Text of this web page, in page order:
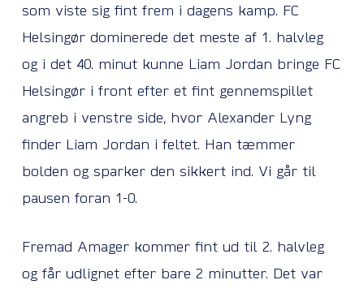
som viste sig fint frem i dagens kamp. FC
Helsingør dominerede det meste af 1. halvleg
og i det 40. minut kunne Liam Jordan bringe FC
Helsingør i front efter et fint gennemspillet
angreb i venstre side, hvor Alexander Lyng
finder Liam Jordan i feltet. Han tæmmer
bolden og sparker den sikkert ind. Vi går til
pausen foran 1-0.
Fremad Amager kommer fint ud til 2. halvleg
og får udlignet efter bare 2 minutter. Det var